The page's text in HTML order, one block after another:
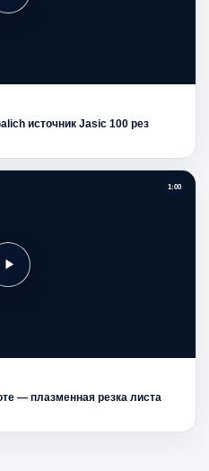
источник Jasic 100 рез
1:00
— плазменная резка листа